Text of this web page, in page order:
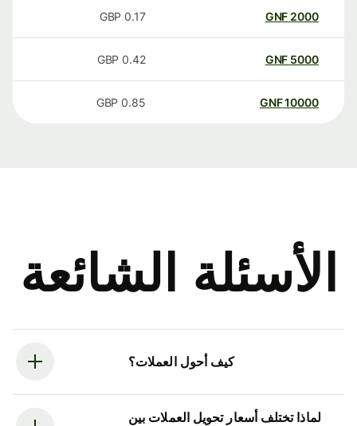
2000
GNF
0.17
GBP
5000
GNF
0.42
GBP
10000
GNF
0.85
GBP
الأسئلة الشائعة
كيف أحول العملات؟
لماذا تختلف أسعار تحويل العملات بين